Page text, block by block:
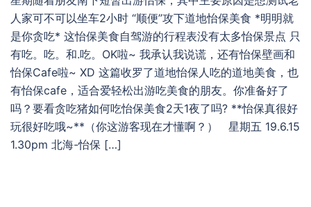
人家可不可以坐车2小时 “顺便”攻下道地怡保美食 *明明就
是你贪吃* 这怡保美食自驾游的行程表没有太多怡保景点 只
有吃。吃。和.吃。OK啦~ 我承认我说谎，还有怡保壁画和
怡保Cafe啦~ XD 这篇收罗了道地怡保人吃的道地美食，也
有怡保cafe，适合爱轻松出游吃美食的朋友。你准备好了
吗？要看贪吃猪如何吃怡保美食2天1夜了吗? **怡保真很好
玩很好吃哦~**（你这游客现在才懂啊？） 星期五 19.6.15
1.30pm 北海-怡保 […]